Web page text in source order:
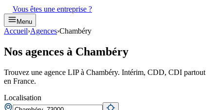
Vous êtes une entreprise ?
Menu
Accueil›Agences›Chambéry
Nos agences à Chambéry
Trouvez une agence LIP à Chambéry. Intérim, CDD, CDI partout
en France.
Localisation